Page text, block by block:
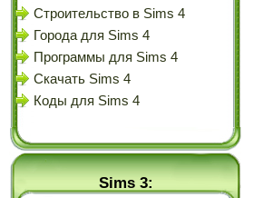
Строительство в Sims 4
Города для Sims 4
Программы для Sims 4
Скачать Sims 4
Коды для Sims 4
Sims 3: